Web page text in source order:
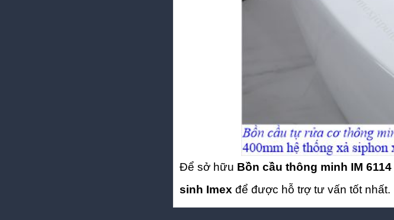
Để sở hữu Bồn cầu thông minh IM 6114
sinh Imex để được hỗ trợ tư vấn tốt nhất.